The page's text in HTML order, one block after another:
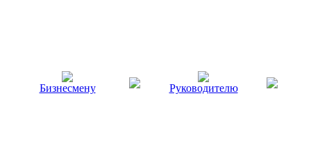
Бизнесмену Руководителю